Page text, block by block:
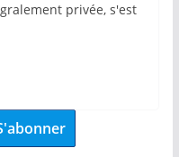
privée, s'est